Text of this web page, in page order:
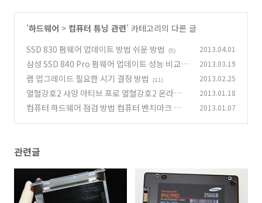
'하드웨어 > 컴퓨터 튜닝 관련' 카테고리의 다른 글
SSD 830 펌웨어 업데이트 방법 쉬운 방법
(5) 2013.04.01
삼성 SSD 840 Pro 펌웨어 업데이트 성능 비교
(13)
2013.03.19
램 업그레이드 필요한 시기 결정 방법 (11) 2013.02.25
열혈강호2 사양 아티브 프로 열혈강호2 온라인
게임
(4)
2013.01.18
컴퓨터 하드웨어 점검 방법 컴퓨터 벤치마크 프로
2013.01.07
관련글